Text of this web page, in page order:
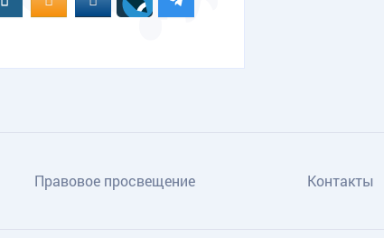
Правовое просвещение Контакты